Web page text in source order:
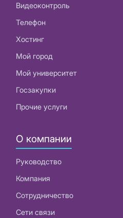
Видеоконтроль
Телефон
Хостинг
Мой город
Мой университет
Госзакупки
Прочие услуги
О компании
Руководство
Компания
Сотрудничество
Сети связи